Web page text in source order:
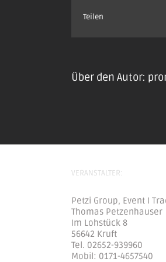
Teilen
Über den Autor:
VERANSTALTER:
Petzi Group, Event I
Thomas Petzenhauser
Im Lohstück 8
56642 Kruft
Tel. 02652-939960
Mobil: 0171-4657540